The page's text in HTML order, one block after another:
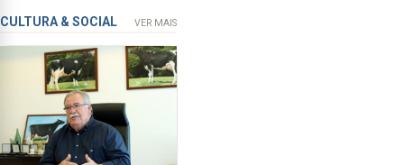
de
ensino
instituição
CULTURA & SOCIAL VER MAIS